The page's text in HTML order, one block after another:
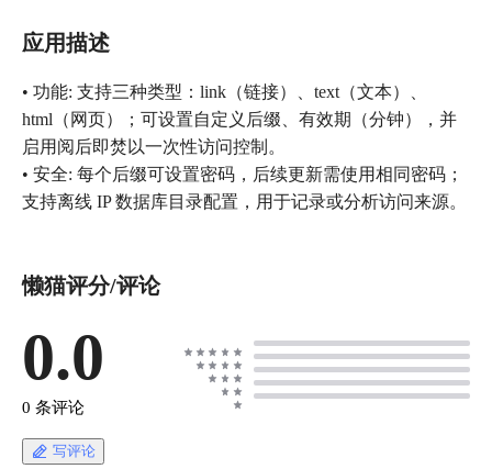
应用描述
• 功能: 支持三种类型：link（链接）、text（文本）、
html（网页）；可设置自定义后缀、有效期（分钟），并
启用阅后即焚以一次性访问控制。
• 安全: 每个后缀可设置密码，后续更新需使用相同密码；
支持离线 IP 数据库目录配置，用于记录或分析访问来源。
懒猫评分/评论
0.0
0 条评论
写评论